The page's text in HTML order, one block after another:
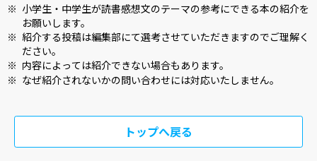
※ 小学生・中学生が読書感想文のテーマの参考にできる本の紹介を
お願いします。
※ 紹介する投稿は編集部にて選考させていただきますのでご理解く
ださい。
※ 内容によっては紹介できない場合もあります。
※ なぜ紹介されないかの問い合わせには対応いたしません。
トップへ戻る